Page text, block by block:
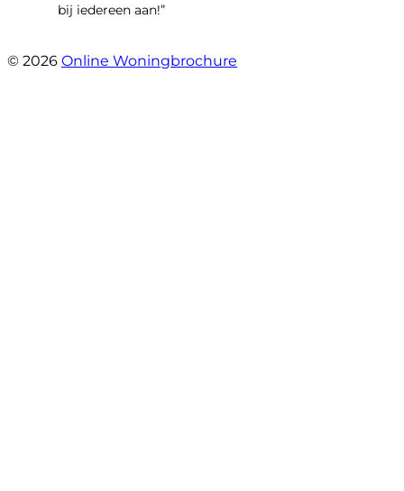
bij iedereen aan!”
© 2026 Online Woningbrochure